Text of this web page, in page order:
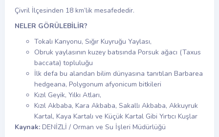
Çivril İlçesinden 18 km’lik mesafededir.
NELER GÖRÜLEBİLİR?
Tokalı Kanyonu, Sığır Kuyruğu Yaylası,
Obruk yaylasının kuzey batısında Porsuk ağacı (Taxus
baccata) topluluğu
İlk defa bu alandan bilim dünyasına tanıtılan Barbarea
hedgeana, Polygonum afyonicum bitkileri
Kızıl Geyik, Yılkı Atları,
Kızıl Akbaba, Kara Akbaba, Sakallı Akbaba, Akkuyruk
Kartal, Kaya Kartalı ve Küçük Kartal Gibi Yırtıcı Kuşlar
Kaynak: DENİZLİ / Orman ve Su İşleri Müdürlüğü